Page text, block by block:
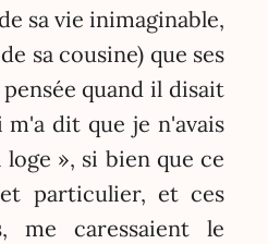
sa vie inimaginable,
sa cousine) que ses
quand il disait
m'a dit que je n'avais
loge », si bien que ce
particulier, et ces
me caressaient le